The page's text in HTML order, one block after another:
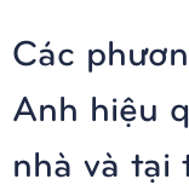
Các
Anh hiệu
nhà và tại